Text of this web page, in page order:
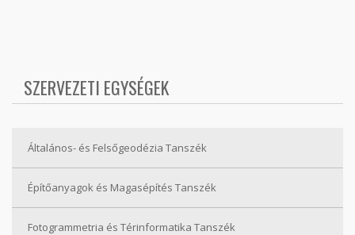
SZERVEZETI EGYSÉGEK
Általános- és Felsőgeodézia Tanszék
Építőanyagok és Magasépítés Tanszék
Fotogrammetria és Térinformatika Tanszék